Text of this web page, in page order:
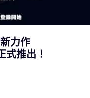
力作
式推出！